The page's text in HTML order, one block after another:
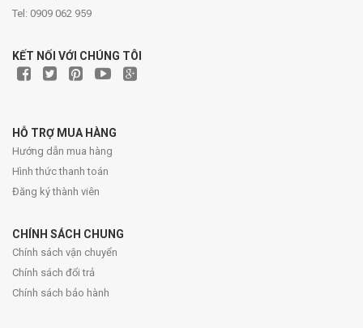
Tel: 0909 062 959
KẾT NỐI VỚI CHÚNG TÔI
HỖ TRỢ MUA HÀNG
Hướng dẫn mua hàng
Hình thức thanh toán
Đăng ký thành viên
CHÍNH SÁCH CHUNG
Chính sách vận chuyển
Chính sách đổi trả
Chính sách bảo hành